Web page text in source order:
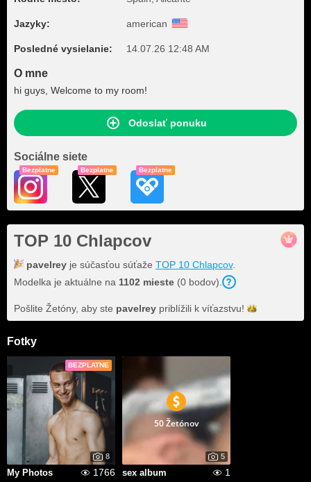
Jazyky: american
Posledné vysielanie: 14.07.26 12:48 AM
O mne
hi guys, Welcome to my room!
Odoslať ponuku
Sociálne siete
Bezplatne Bezplatne Bezplatne
TOP 10 Chlapcov
pavelrey je súčasťou súťaže TOP 10 Chlapcov.
Modelka je aktuálne na 1102 mieste (0 bodov).
Pošlite Žetóny, aby ste pavelrey priblížili k víťazstvu!
Fotky
BEZPLATNE
8
My Photos 1766
50 Žetónov
5
sex album
1